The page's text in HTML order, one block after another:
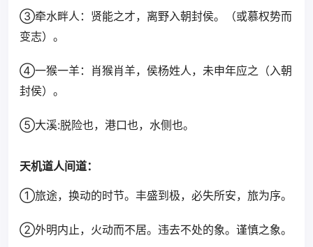
③牵水畔人：贤能之才，离野入朝封侯。（或慕权势而
变志）。
④一猴一羊：肖猴肖羊，侯杨姓人，未申年应之（入朝
封侯）。
⑤大溪:脱险也，港口也，水侧也。
天机道人间道：
①旅途，换动的时节。丰盛到极，必失所安，旅为序。
②外明内止，火动而不居。违去不处的象。谨慎之象。